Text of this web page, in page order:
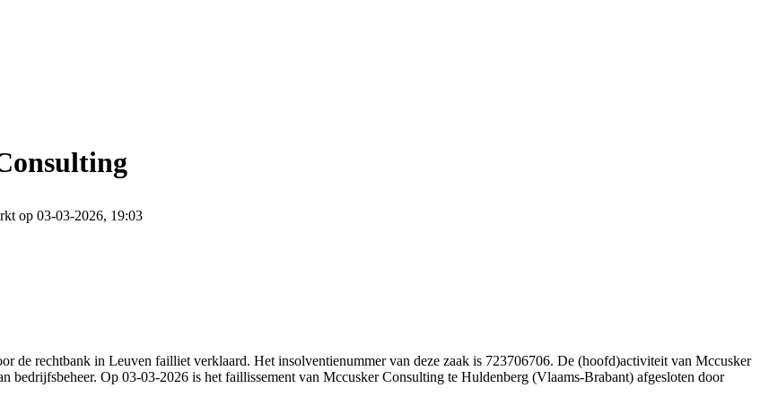
op 03-03-2026, 19:03
de rechtbank in Leuven failliet verklaard. Het insolventienummer van deze zaak is 723706706. De (hoofd)activiteit van Mccusker
bedrijfsbeheer. Op 03-03-2026 is het faillissement van Mccusker Consulting te Huldenberg (Vlaams-Brabant) afgesloten door